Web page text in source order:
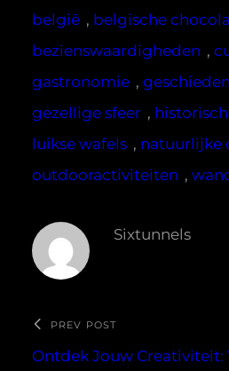
belgië , belgische
bezienswaardigheden ,
gastronomie ,
gezellige sfeer ,
luikse wafels , natuurlijke
outdooractiviteiten ,
Sixtunnels
PREV POST
Ontdek Jouw Creativiteit: